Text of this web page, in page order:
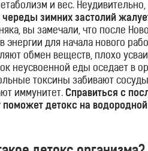
и вес. Неудивительно,
череды зимних застолий
вы замечали, что после
энергии для начала нового
обмен веществ, плохо
неусвоенной еды оседает в
токсины забивают
иммунитет. Справиться с
поможет детокс на